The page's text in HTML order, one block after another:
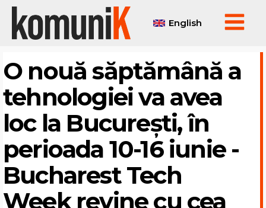
English
O nouă săptămână a
tehnologiei va avea
loc la București, în
perioada 10-16 iunie -
Bucharest Tech
Week revine cu cea